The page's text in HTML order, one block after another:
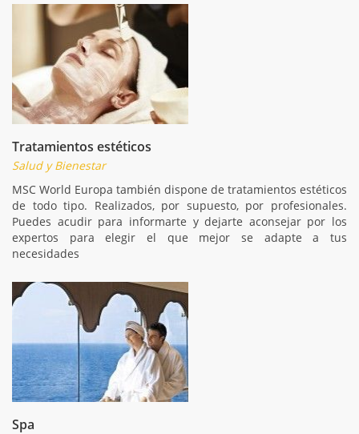
Tratamientos estéticos
Salud y Bienestar
MSC World Europa también dispone de tratamientos estéticos
de todo tipo. Realizados, por supuesto, por profesionales.
Puedes acudir para informarte y dejarte aconsejar por los
expertos para elegir el que mejor se adapte a tus
necesidades
Spa